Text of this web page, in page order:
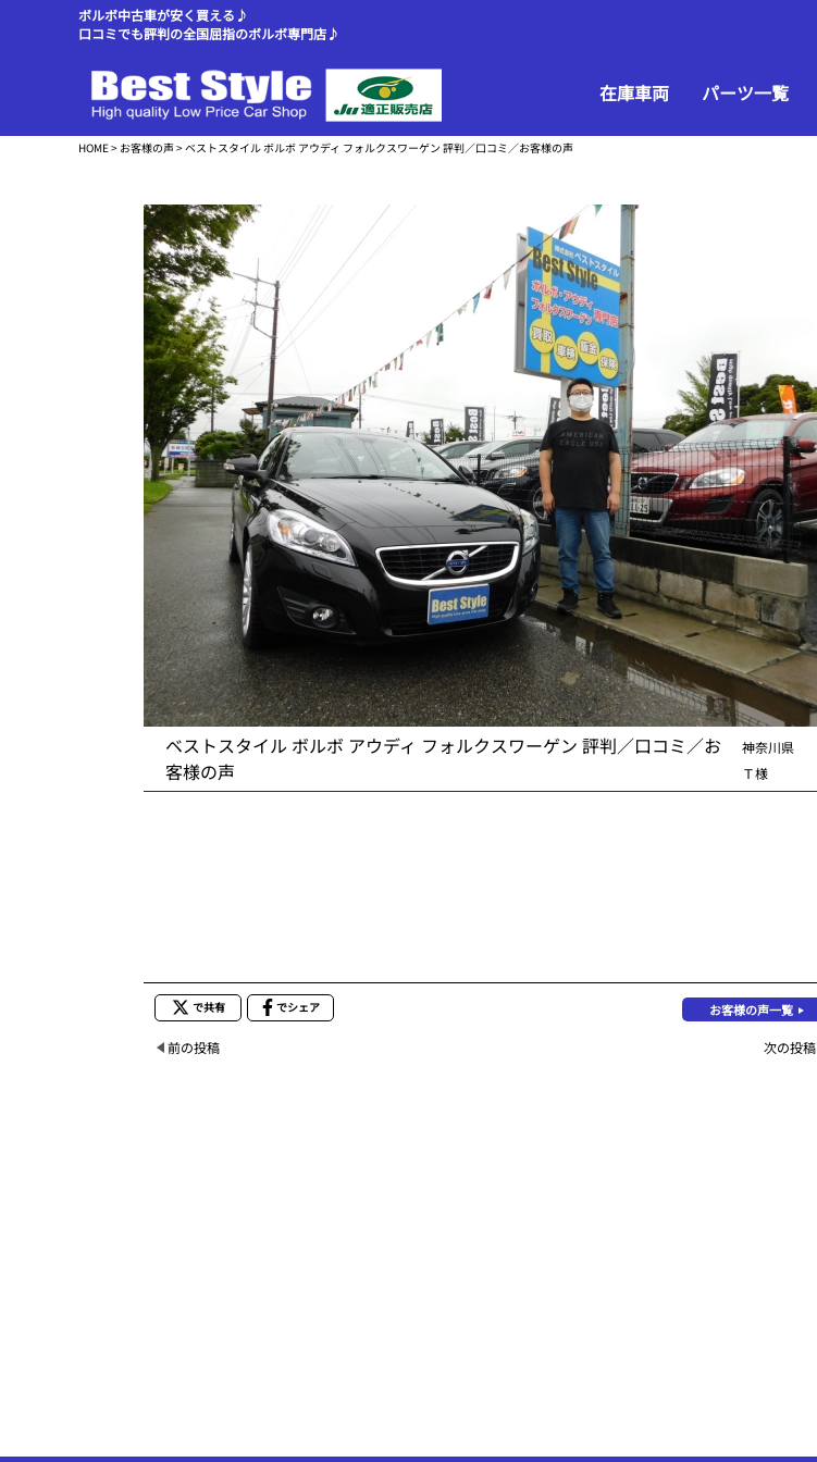
ボルボ中古車が安く買える♪
口コミでも評判の全国屈指のボルボ専門店♪
在庫車両 パーツ一覧
HOME> お客様の声> ベストスタイル ボルボ アウディ フォルクスワーゲン 評判／口コミ／お客様の声
ベストスタイル ボルボ アウディ フォルクスワーゲン 評判／口コミ／お
客様の声
神奈川県
Ｔ様
で共有 でシェア お客様の声一覧
前の投稿 次の投稿